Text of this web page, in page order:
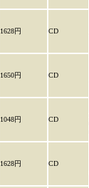
1628円 CD
1650円 CD
1048円 CD
1628円 CD